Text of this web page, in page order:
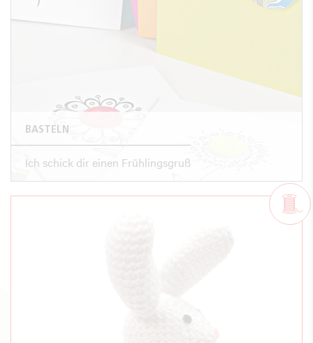
BASTELN
Ich schick dir einen Frühlingsgruß